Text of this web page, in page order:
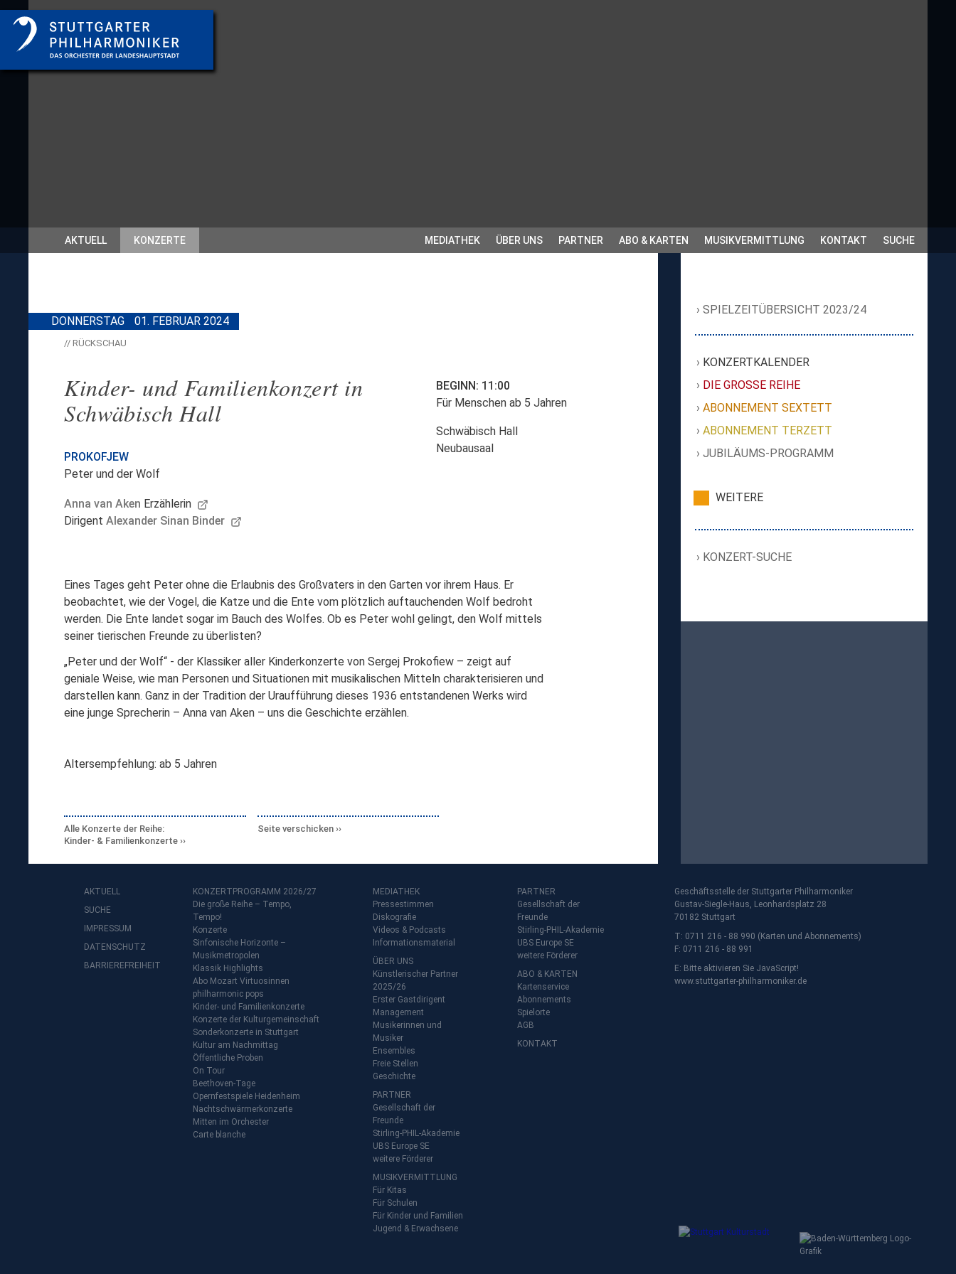
AKTUELL KONZERTE MEDIATHEK ÜBER UNS PARTNER ABO & KARTEN MUSIKVERMITTLUNG KONTAKT SUCHE
DONNERSTAG 01. FEBRUAR 2024
// RÜCKSCHAU
Kinder- und Familienkonzert in
Schwäbisch Hall
BEGINN: 11:00
Für Menschen ab 5 Jahren
Schwäbisch Hall
Neubausaal
PROKOFJEW
Peter und der Wolf
Anna van Aken Erzählerin
Dirigent Alexander Sinan Binder
Eines Tages geht Peter ohne die Erlaubnis des Großvaters in den Garten vor ihrem Haus. Er
beobachtet, wie der Vogel, die Katze und die Ente vom plötzlich auftauchenden Wolf bedroht
werden. Die Ente landet sogar im Bauch des Wolfes. Ob es Peter wohl gelingt, den Wolf mittels
seiner tierischen Freunde zu überlisten?
„Peter und der Wolf“ - der Klassiker aller Kinderkonzerte von Sergej Prokofiew – zeigt auf
geniale Weise, wie man Personen und Situationen mit musikalischen Mitteln charakterisieren und
darstellen kann. Ganz in der Tradition der Uraufführung dieses 1936 entstandenen Werks wird
eine junge Sprecherin – Anna van Aken – uns die Geschichte erzählen.
Altersempfehlung: ab 5 Jahren
Alle Konzerte der Reihe:
Kinder- & Familienkonzerte
Seite verschicken
SPIELZEITÜBERSICHT 2023/24
KONZERTKALENDER
DIE GROSSE REIHE
ABONNEMENT SEXTETT
ABONNEMENT TERZETT
JUBILÄUMS-PROGRAMM
WEITERE
KONZERT-SUCHE
AKTUELL
SUCHE
IMPRESSUM
DATENSCHUTZ
BARRIEREFREIHEIT
KONZERTPROGRAMM 2026/27
Die große Reihe – Tempo,
Tempo!
Konzerte
Sinfonische Horizonte –
Musikmetropolen
Klassik Highlights
Abo Mozart Virtuosinnen
philharmonic pops
Kinder- und Familienkonzerte
Konzerte der Kulturgemeinschaft
Sonderkonzerte in Stuttgart
Kultur am Nachmittag
Öffentliche Proben
On Tour
Beethoven-Tage
Opernfestspiele Heidenheim
Nachtschwärmerkonzerte
Mitten im Orchester
Carte blanche
MEDIATHEK
Pressestimmen
Diskografie
Videos & Podcasts
Informationsmaterial
ÜBER UNS
Künstlerischer Partner
2025/26
Erster Gastdirigent
Management
Musikerinnen und
Musiker
Ensembles
Freie Stellen
Geschichte
PARTNER
Gesellschaft der
Freunde
Stirling-PHIL-Akademie
UBS Europe SE
weitere Förderer
MUSIKVERMITTLUNG
Für Kitas
Für Schulen
Für Kinder und Familien
Jugend & Erwachsene
PARTNER
Gesellschaft der
Freunde
Stirling-PHIL-Akademie
UBS Europe SE
weitere Förderer
ABO & KARTEN
Kartenservice
Abonnements
Spielorte
AGB
KONTAKT
Geschäftsstelle der Stuttgarter Philharmoniker
Gustav-Siegle-Haus, Leonhardsplatz 28
70182 Stuttgart
T: 0711 216 - 88 990 (Karten und Abonnements)
F: 0711 216 - 88 991
E: Bitte aktivieren Sie JavaScript!
www.stuttgarter-philharmoniker.de